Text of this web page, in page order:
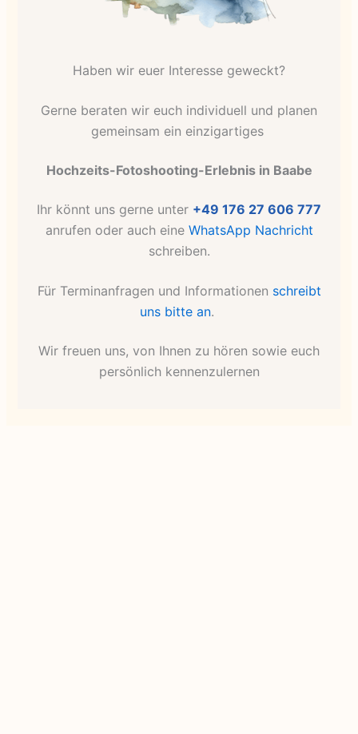
Haben wir euer Interesse geweckt?
Gerne beraten wir euch individuell und planen
gemeinsam ein einzigartiges
Hochzeits-Fotoshooting-Erlebnis in Baabe
Ihr könnt uns gerne unter +49 176 27 606 777
anrufen oder auch eine WhatsApp Nachricht
schreiben.
Für Terminanfragen und Informationen schreibt
uns bitte an.
Wir freuen uns, von Ihnen zu hören sowie euch
persönlich kennenzulernen